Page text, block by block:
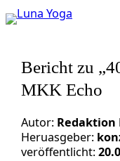
Bericht zu
MKK Echo
Autor: Redaktion
Heruasgeber:
veröffentlicht: